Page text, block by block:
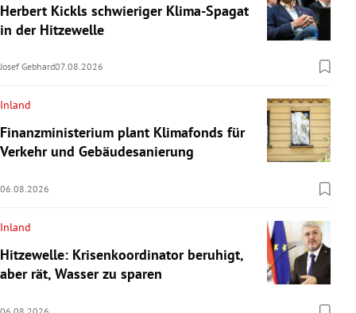
Herbert Kickls schwieriger Klima-Spagat
in der Hitzewelle
Josef Gebhard07.08.2026
Inland
Finanzministerium plant Klimafonds für
Verkehr und Gebäudesanierung
06.08.2026
Inland
Hitzewelle: Krisenkoordinator beruhigt,
aber rät, Wasser zu sparen